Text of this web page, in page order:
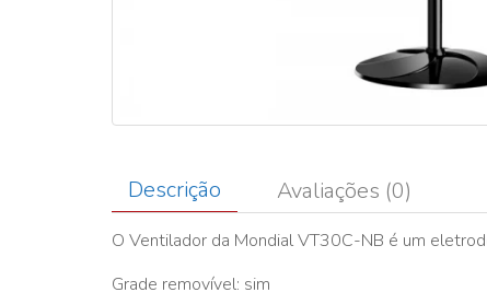
Descrição Avaliações (0)
O Ventilador da Mondial VT30C-NB é um
Grade removível: sim